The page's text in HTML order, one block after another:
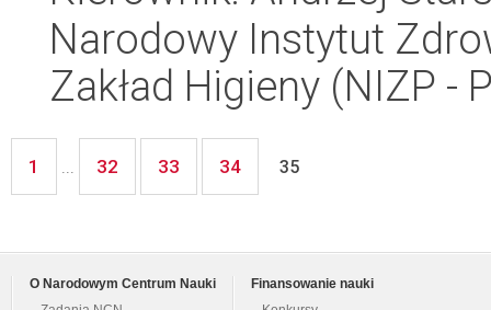
Narodowy Instytut
Zakład Higieny (NIZP -
1 ... 32 33 34 35
O Narodowym Centrum Nauki
Finansowanie nauki